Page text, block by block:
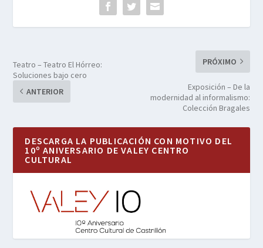
Teatro – Teatro El Hórreo:
Soluciones bajo cero
ANTERIOR
PRÓXIMO
Exposición – De la
modernidad al informalismo:
Colección Bragales
DESCARGA LA PUBLICACIÓN CON MOTIVO DEL
10º ANIVERSARIO DE VALEY CENTRO
CULTURAL